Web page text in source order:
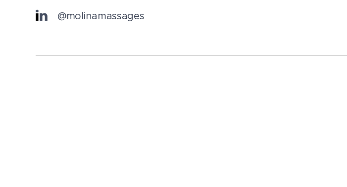
@molinamassages